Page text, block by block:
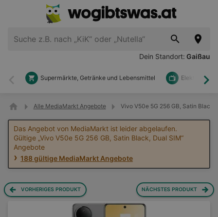
Dein Standort: Gaißau
Zurück
Supermärkte, Getränke und Lebensmittel Elektronik
Alle MediaMarkt Angebote Vivo V50e 5G 256 GB, Satin
Das Angebot von MediaMarkt ist leider abgelaufen.
Gültige „Vivo V50e 5G 256 GB, Satin Black, Dual SIM“
Angebote
188 gültige MediaMarkt Angebote
VORHERIGES PRODUKT NÄCHSTES PRODUKT